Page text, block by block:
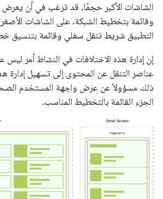
الشاشات الأكبر حجمًا، قد ترغب في أن يعرض
وقائمة بتخطيط الشبكة. على الشاشات
التطبيق شريط تنقل سفلي وقائمة بتنسيق
إن إدارة هذه الاختلافات في النشاط أمر
عناصر التنقل عن المحتوى إلى تسهيل إدارة
ذلك مسؤولاً عن عرض واجهة المستخدم
الجزء القائمة بالتخطيط المناسب.